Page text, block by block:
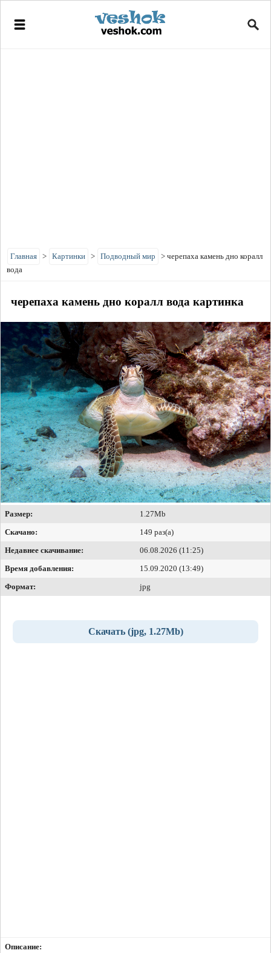
Главная > Картинки > Подводный мир > черепаха камень дно коралл
вода
черепаха камень дно коралл вода картинка
Размер:
1.27Mb
Скачано:
149 раз(а)
Недавнее скачивание:
06.08.2026 (11:25)
Время добавления:
15.09.2020 (13:49)
Формат:
jpg
Скачать (jpg, 1.27Mb)
Описание: